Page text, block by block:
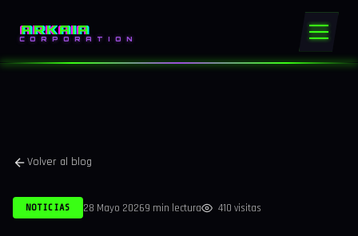
ARKAIA
CORPORATION
Volver al blog
NOTICIAS 28 Mayo 20269 min lectura 410 visitas